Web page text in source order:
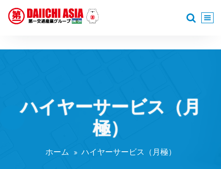
ツ
ハイヤーサービス（月
極）
ホーム ハイヤーサービス（月極）